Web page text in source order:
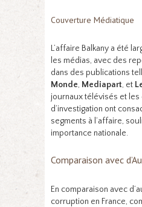
Couverture Médiatique
L’affaire Balkany a été
les médias, avec des
dans des publications
Monde, Mediapart, et
journaux télévisés et les
d’investigation ont
segments à l’affaire,
importance nationale.
Comparaison avec
En comparaison avec
corruption en France,